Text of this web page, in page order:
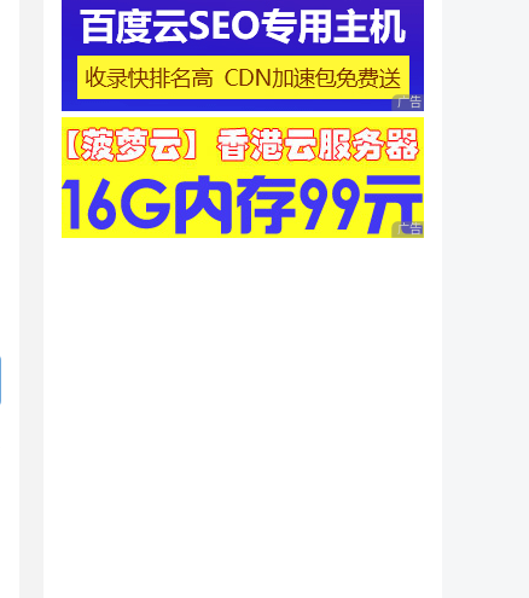
广告 商业广告，理性
广告 商业广告，理性